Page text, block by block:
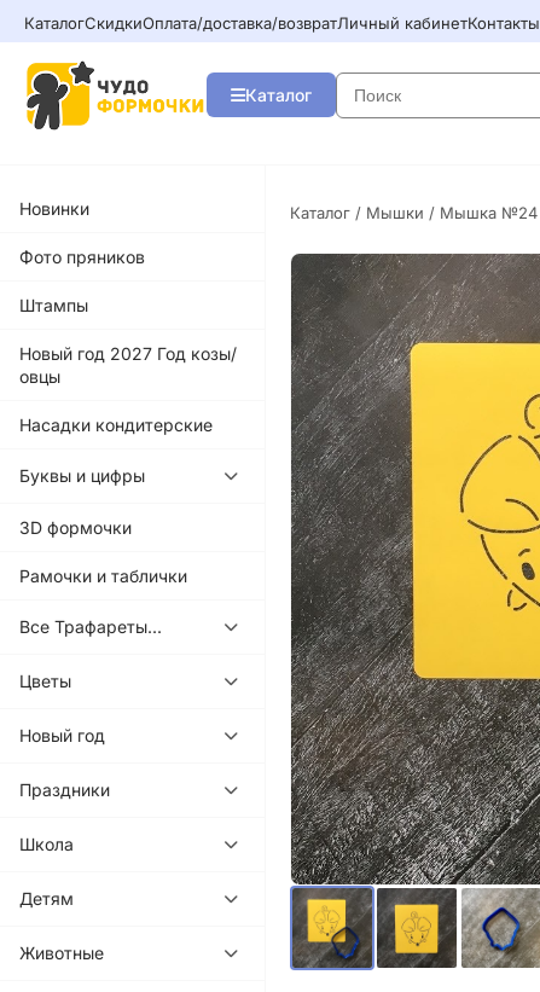
КаталогСкидкиОплата/доставка/возвратЛичный кабинетКонтакты
Каталог
Новинки
Фото пряников
Штампы
Новый год 2027 Год козы/
овцы
Насадки кондитерские
Буквы и цифры
3D формочки
Рамочки и таблички
Все Трафареты...
Цветы
Новый год
Праздники
Школа
Детям
Животные
Каталог / Мышки / Мышка №24